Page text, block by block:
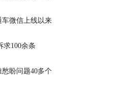
微信上线以来
求100余条
盼问题40多个